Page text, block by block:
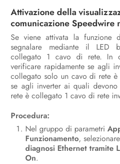
Attivazione della
comunicazione Speedwire
Se viene attivata la funzione
segnalare mediante il LED
collegato 1 cavo di rete. In
verificare rapidamente se agli
collegato solo un cavo di rete
se agli inverter ai quali
rete è collegato 1 cavo di rete
Procedura:
Nel gruppo di parametri
Funzionamento,
diagnosi Ethernet tramite
On.
Ricerca degli errori
Messa fuori
Procedura alla
apparecchio
Dati tecnici
Dichiarazione di